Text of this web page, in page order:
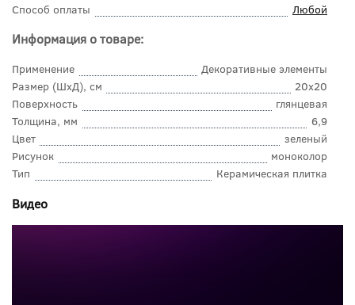
Способ оплаты
Любой
Информация о товаре:
Применение
Декоративные элементы
Размер (ШхД), см
20x20
Поверхность
глянцевая
Толщина, мм
6,9
Цвет
зеленый
Рисунок
моноколор
Тип
Керамическая плитка
Видео